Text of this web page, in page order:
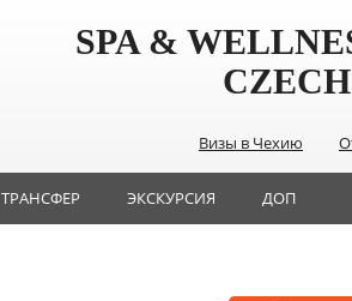
SPA &
Визы в Чехию
ТРАНСФЕР ЭКСКУРСИЯ ДОП